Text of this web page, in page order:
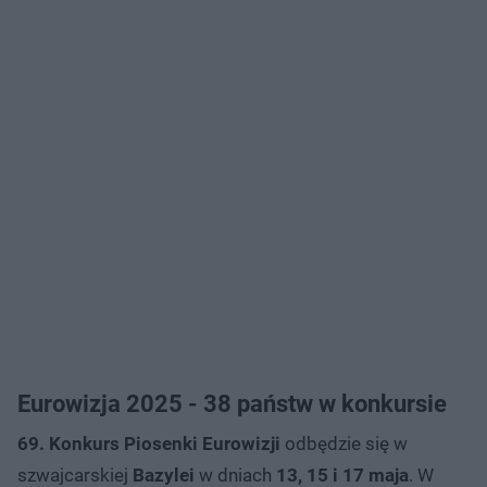
Eurowizja 2025 - 38 państw w konkursie
69. Konkurs Piosenki Eurowizji odbędzie się w
szwajcarskiej Bazylei w dniach 13, 15 i 17 maja. W